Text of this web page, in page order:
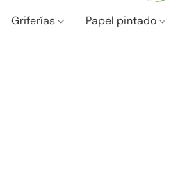
Griferías Papel pintado